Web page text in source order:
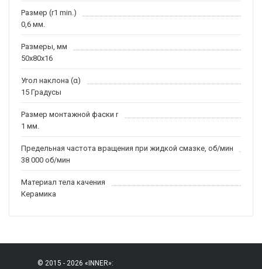
Размер (r1 min.)
0,6 мм.
Размеры, мм
50x80x16
Угол наклона (α)
15 Градусы
Размер монтажной фаски r
1 мм.
Предельная частота вращения при жидкой смазке, об/мин
38 000 об/мин
Материал тела качения
Керамика
© 2015 - 2026 «INNER»: